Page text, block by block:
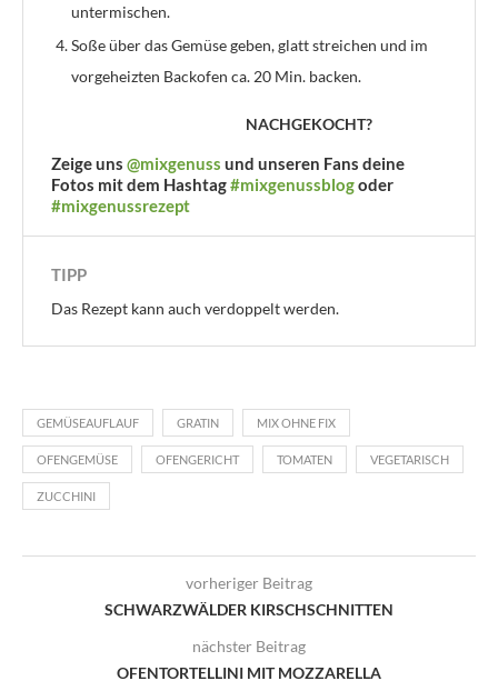
untermischen.
Soße über das Gemüse geben, glatt streichen und im
vorgeheizten Backofen ca. 20 Min. backen.
NACHGEKOCHT?
Zeige uns @mixgenuss und unseren Fans deine
Fotos mit dem Hashtag#mixgenussblogoder
#mixgenussrezept
TIPP
Das Rezept kann auch verdoppelt werden.
GEMÜSEAUFLAUF GRATIN MIX OHNE FIX
OFENGEMÜSE OFENGERICHT TOMATEN VEGETARISCH
ZUCCHINI
vorheriger Beitrag
SCHWARZWÄLDER KIRSCHSCHNITTEN
nächster Beitrag
OFENTORTELLINI MIT MOZZARELLA